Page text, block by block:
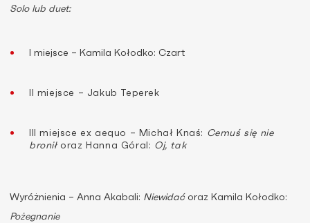
Solo lub duet:
I miejsce – Kamila Kołodko: Czart
II miejsce – Jakub Teperek
III miejsce ex aequo – Michał Knaś: Cemuś się nie
broniłoraz Hanna Góral: Oj, tak
Wyróżnienia – Anna Akabali: Niewidaćoraz Kamila Kołodko:
Pożegnanie